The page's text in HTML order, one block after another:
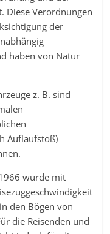
Diese Verordnungen
der
haben von Natur
z. B. sind
Auflaufstoß)
wurde mit
den Bögen von
die Reisenden und